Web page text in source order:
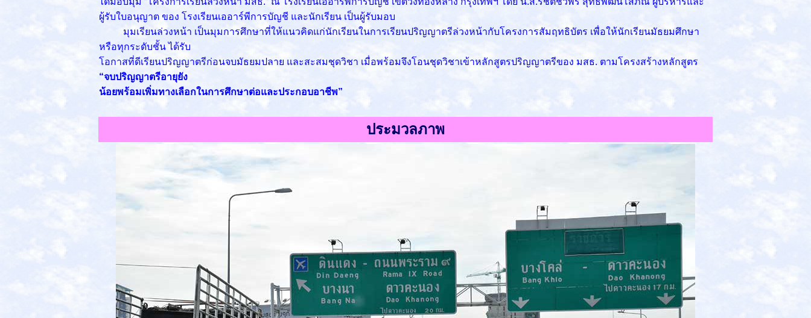
ผู้รับใบอนุญาต ของ โรงเรียนเออาร์พีการบัญชี และนักเรียน เป็นผู้รับมอบ
มุมเรียนล่วงหน้า เป็นมุมการศึกษาที่ให้แนวคิดแก่นักเรียนในการเรียนปริญญาตรีล่วงหน้ากับโครงการสัมฤทธิบัตร เพื่อให้นักเรียนมัธยมศึกษา
หรือทุกระดับชั้น ได้รับ
โอกาสที่ดีเรียนปริญญาตรีก่อนจบมัธยมปลาย และสะสมชุดวิชา เมื่อพร้อมจึงโอนชุดวิชาเข้าหลักสูตรปริญญาตรีของ มสธ. ตามโครงสร้างหลักสูตร
“จบปริญญาตรีอายุยัง
น้อยพร้อมเพิ่มทางเลือกในการศึกษาต่อและประกอบอาชีพ”
ประมวลภาพ